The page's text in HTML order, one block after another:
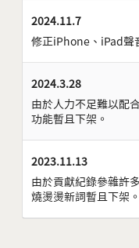
2024.11.7
修正iPhone、iPad聲
2024.3.28
由於人力不足難以配
功能暫且下架。
2023.11.13
由於貢獻紀錄參雜許
燒燙燙新詞暫且下架。